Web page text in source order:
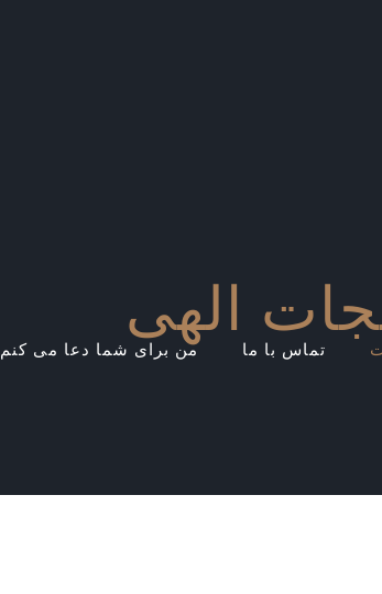
تماس با ما من برای شما دعا می کنم
الهی